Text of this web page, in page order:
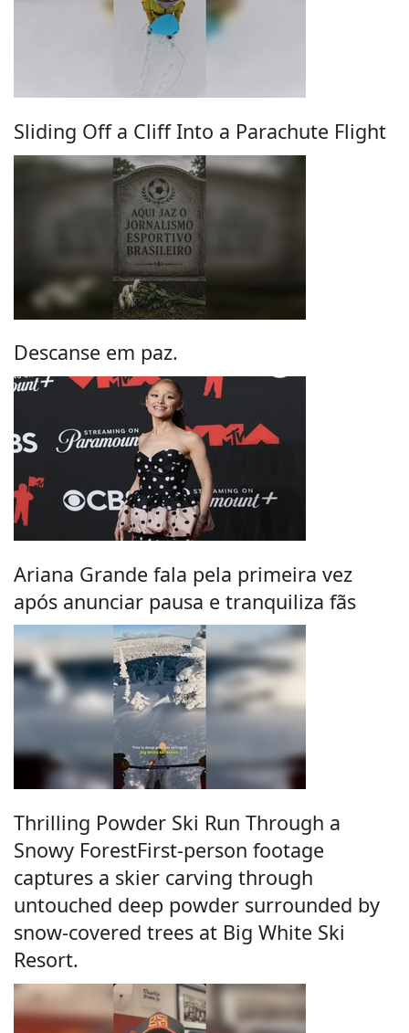
Sliding Off a Cliff Into a Parachute Flight
Descanse em paz.
Ariana Grande fala pela primeira vez
após anunciar pausa e tranquiliza fãs
Thrilling Powder Ski Run Through a
Snowy ForestFirst-person footage
captures a skier carving through
untouched deep powder surrounded by
snow-covered trees at Big White Ski
Resort.